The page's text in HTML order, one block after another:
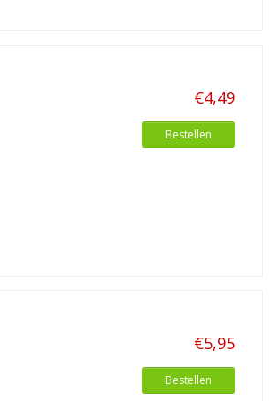
€4,49
Bestellen
€5,95
Bestellen